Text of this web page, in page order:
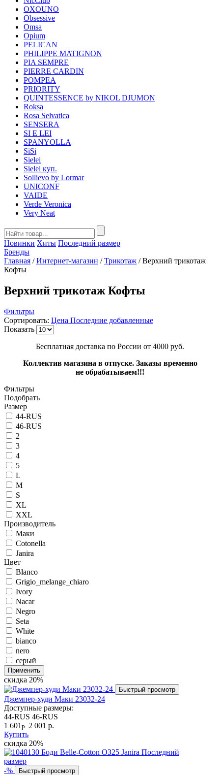
OXOUNO
Obsessive
Omsa
Opium
PELICAN
PHILIPPE MATIGNON
PIA SEMPRE
PIERRE CARDIN
POMPEA
PRIORITY
QUINTESSENCE by NIKOL DJUMON
Roksa
Rosa Selvatica
SENSERA
SI E LEI
SPANYOLLA
SiSi
Sielei
Sielei куп.
Sollievo by Lormar
UNICONF
VAIDE
Verde Veronica
Very Neat
Новинки Хиты Последний размер
Бренды
Главная / Интернет-магазин / Трикотаж /Верхний трикотаж
Кофты
Верхний трикотаж Кофты
Фильтры
Сортировать: Цена Последние добавленные
Показать
Бесплатная доставка по России от 4000 руб.
Коллектив магазина в отпуске. Заказы временно
не обрабатываем!!!
Фильтры
Подобрать
Размер
44-RUS
46-RUS
2
3
4
5
L
M
S
XL
XXL
Производитель
Маки
Cotonella
Janira
Цвет
Blanco
Grigio_melange_chiaro
Ivory
Nacar
Negro
Seta
White
bianco
nero
серый
Применить
скидка 20%
Быстрый просмотр
Джемпер-худи Маки 23032-24
Доступные размеры:
44-RUS 46-RUS
1 601 р. 2 001 р.
Купить
скидка 20%
Последний
размер
-%
Быстрый просмотр